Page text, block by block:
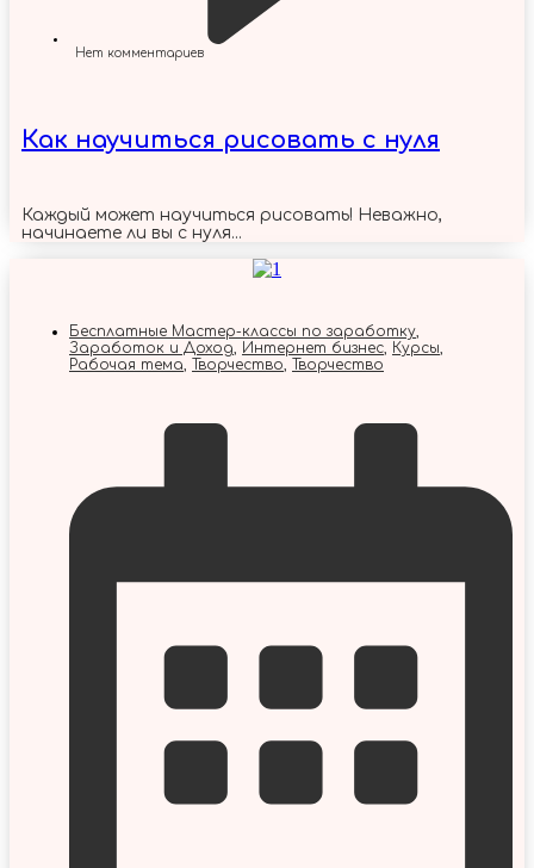
Нет комментариев
Как научиться рисовать с нуля
Каждый может научиться рисовать! Неважно,
начинаете ли вы с нуля...
Бесплатные Мастер-классы по заработку,
Заработок и Доход, Интернет бизнес, Курсы,
Рабочая тема, Творчество, Творчество